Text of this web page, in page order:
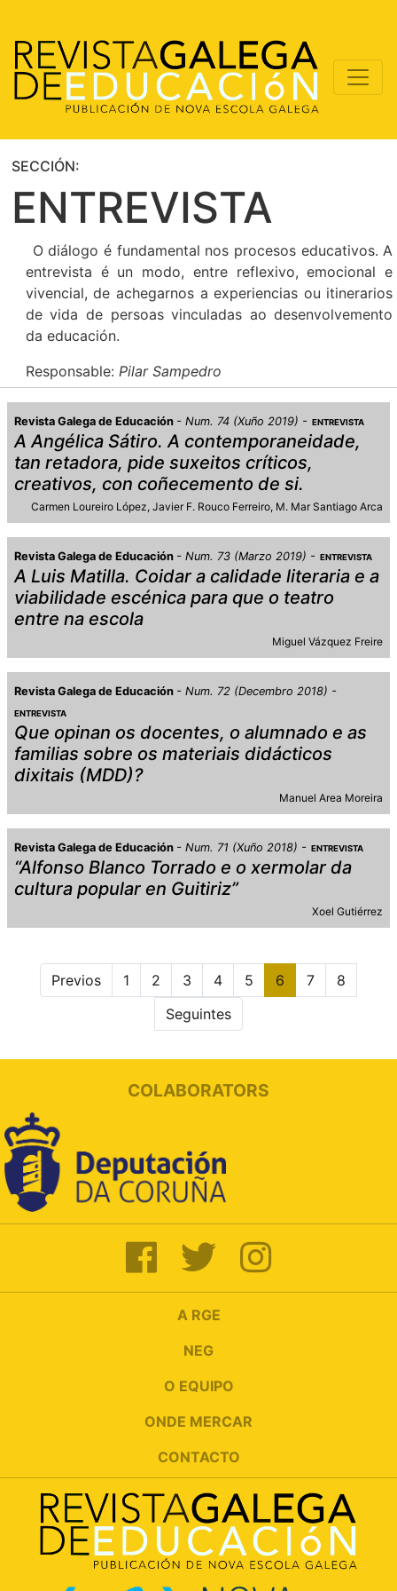
SECCIÓN:
ENTREVISTA
O diálogo é fundamental nos procesos educativos. A
entrevista é un modo, entre reflexivo, emocional e
vivencial, de achegarnos a experiencias ou itinerarios
de vida de persoas vinculadas ao desenvolvemento
da educación.
Responsable: Pilar Sampedro
Revista Galega de Educación Num. 74 (Xuño 2019) ENTREVISTA
A Angélica Sátiro. A contemporaneidade,
tan retadora, pide suxeitos críticos,
creativos, con coñecemento de si.
Carmen Loureiro López Javier F. Rouco Ferreiro M. Mar Santiago Arca
Revista Galega de Educación Num. 73 (Marzo 2019) ENTREVISTA
A Luis Matilla. Coidar a calidade literaria e a
viabilidade escénica para que o teatro
entre na escola
Miguel Vázquez Freire
Revista Galega de Educación Num. 72 (Decembro 2018)
ENTREVISTA
Que opinan os docentes, o alumnado e as
familias sobre os materiais didácticos
dixitais (MDD)?
Manuel Area Moreira
Revista Galega de Educación Num. 71 (Xuño 2018) ENTREVISTA
“Alfonso Blanco Torrado e o xermolar da
cultura popular en Guitiriz”
Xoel Gutiérrez
Previos 1 2 3 4 5 6 7
8
Seguintes
COLABORATORS
A RGE
NEG
O EQUIPO
ONDE MERCAR
CONTACTO